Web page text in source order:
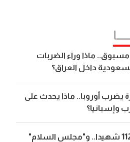
ماذا وراء الضربات
داخل العراق؟
يضرب أوروبا.. ماذا يحدث على
وإسبانيا؟
غزة تشيّع 112 شهيدا.. و"مجلس السلام"